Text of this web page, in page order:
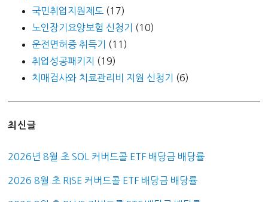
국민취업지원제도 (17)
노인장기요양보험 신청기
(10)
운전면허증 취득기
(11)
취업성공패키지
(19)
치매검사와 치료관리비 지원 신청기
(6)
최신글
2026년 8월 초 SOL 커버드콜 ETF 배당금 배당률
2026 8월 초 RISE 커버드콜 ETF 배당금 배당률